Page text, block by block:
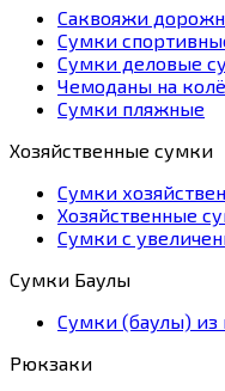
Саквояжи
Сумки
Сумки деловые
Чемоданы на
Сумки пляжные
Хозяйственные сумки
Сумки
Хозяйственные
Сумки с
Сумки Баулы
Сумки (баулы) из
Рюкзаки